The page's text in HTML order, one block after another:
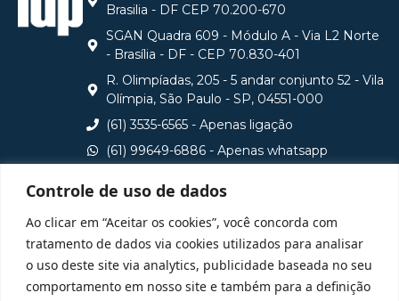
Controle de uso de dados
Ao clicar em “Aceitar os cookies”, você concorda com
tratamento de dados via cookies utilizados para analisar
o uso deste site via analytics, publicidade baseada no seu
comportamento em nosso site e também para a definição
Brasilia - DF CEP 70.200-670
SGAN Quadra 609 - Módulo A - Via L2 Norte
- Brasília - DF - CEP 70.830-401
R. Olimpíadas, 205 - 5 andar conjunto 52 - Vila
Olímpia, São Paulo - SP, 04551-000
(61) 3535-6565 - Apenas ligação
(61) 99649-6886 - Apenas whatsapp
Consulte aqui o cadastro da Instituição no Sistema e-
MEC